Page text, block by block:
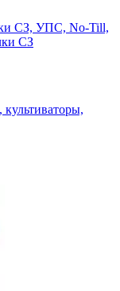
СЗ, УПС, No-Till,
СЗ